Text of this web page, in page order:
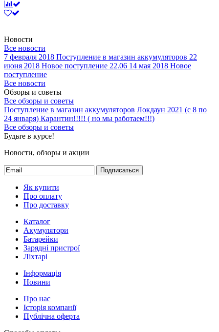
Новости
Все новости
7 февраля 2018 Поступление в магазин аккумуляторов 22
июня 2018 Новое поступление 22.06 14 мая 2018 Новое
поступление
Все новости
Обзоры и советы
Все обзоры и советы
Поступление в магазин аккумуляторов Локдаун 2021 (с 8 по
24 января) Карантин!!!!! ( но мы работаем!!!)
Все обзоры и советы
Будьте в курсе!
Новости, обзоры и акции
Подписаться
Як купити
Про оплату
Про доставку
Каталог
Акумулятори
Батарейки
Зарядні пристрої
Ліхтарі
Інформація
Новини
Про нас
Історія компанії
Публічна оферта